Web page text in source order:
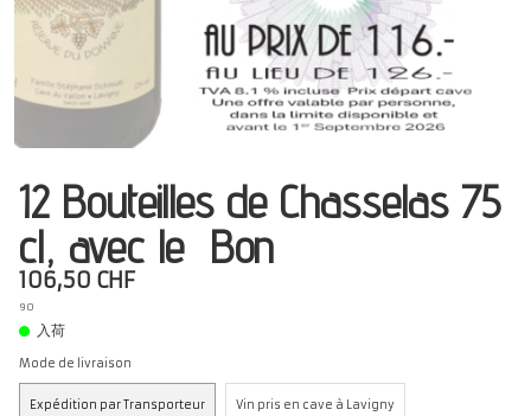
Médias
Login
日本語
12 Bouteilles de Chasselas 75
cl, avec le Bon
106,50 CHF
90
入荷
Mode de livraison
Expédition par Transporteur Vin pris en cave à Lavigny